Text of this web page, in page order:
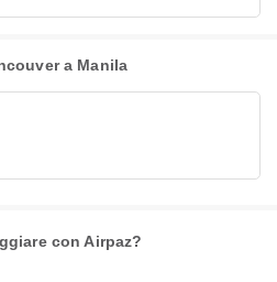
a Manila
con Airpaz?